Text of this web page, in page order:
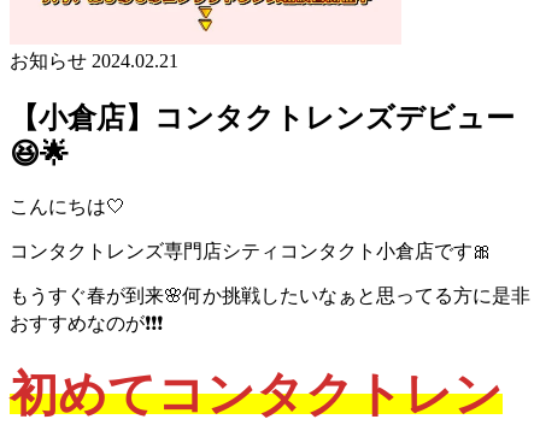
お知らせ 2024.02.21
【小倉店】コンタクトレンズデビュー
😆🌟
こんにちは🤍
コンタクトレンズ専門店シティコンタクト小倉店です🎀
もうすぐ春が到来🌸何か挑戦したいなぁと思ってる方に是非
おすすめなのが❗❗❗
初めてコンタクトレン